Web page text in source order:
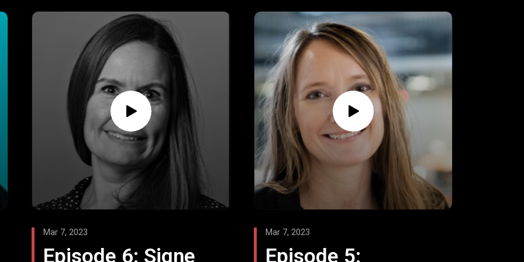
og kultur, så vi kan undgå det?
Det er noget af det, som Mads taler med
Paw om i denne episode. De taler også om
tværfagligt samarbejde, om helhedslæring
og om byggeriet som symfoniorkester.
Paw laver sin egen podcast ByggeRiget,
som du finder her: ByggeRiget - Podcast –
Podtail
Genstart | DR LYD
Spild_i_byggeriet.pdf (build.dk)
I denne episode har vi endnu en aktør i
studiet - Malene Raagaard Møller fra NCC,
der er ekspert i at skabe gode processer i
byggeriet og sikre, at alle medarbejdere
trives.
Mads spørger bl.a. Malene, hvordan vi får
gode processer og sikrer, at
medarbejderne har de bedste rammer for
at lykkes.
Brinkmanns briks | DR LYDDu kender typen
| DR LYD
Episode 6: Signe
Mar 7, 2023
Episode 5:
Mar 7, 2023